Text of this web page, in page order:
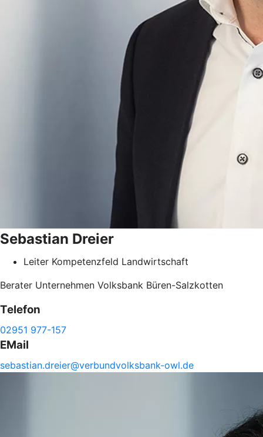
Sebastian Dreier
Leiter Kompetenzfeld Landwirtschaft
Berater Unternehmen Volksbank Büren-Salzkotten
Telefon
02951 977-157
EMail
sebastian.dreier@verbundvolksbank-owl.de